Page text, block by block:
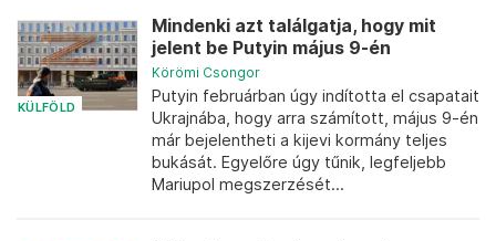
KÜLFÖLD
Mindenki azt találgatja, hogy mit
jelent be Putyin május 9-én
Körömi Csongor
Putyin februárban úgy indította el csapatait
Ukrajnába, hogy arra számított, május 9-én
már bejelentheti a kijevi kormány teljes
bukását. Egyelőre úgy tűnik, legfeljebb
Mariupol megszerzését...